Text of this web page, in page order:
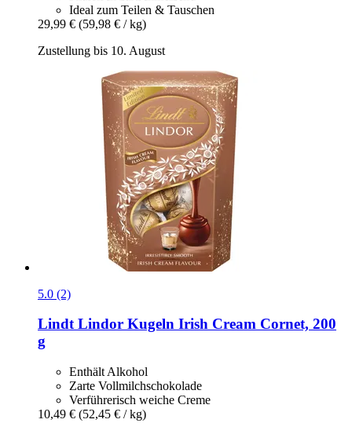
Ideal zum Teilen & Tauschen
29,99 € (59,98 € / kg)
Zustellung bis 10. August
5.0 (2)
LindtLindor Kugeln Irish Cream Cornet, 200
g
Enthält Alkohol
Zarte Vollmilchschokolade
Verführerisch weiche Creme
10,49 € (52,45 € / kg)